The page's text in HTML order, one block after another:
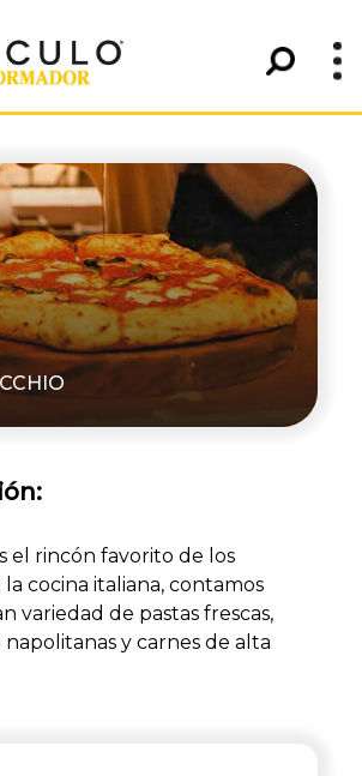
el rincón favorito de los
cocina italiana, contamos
variedad de pastas frescas,
napolitanas y carnes de alta